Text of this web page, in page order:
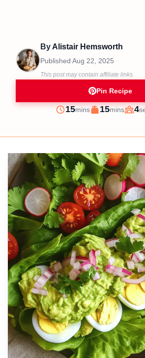
ByAlistair Hemsworth
Published Aug 22, 2025
This post may contain affiliate links.
Pin Recipe
Prep
15minutes
mins
Cook
15minutes
mins 4